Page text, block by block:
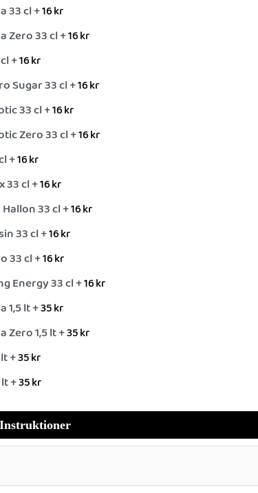
33 cl +16kr
Zero 33 cl +16kr
+16kr
Sugar 33 cl +16kr
33 cl +16kr
Zero 33 cl +16kr
+16kr
33 cl +16kr
33 cl +16kr
33 cl +16kr
33 cl +16kr
Energy 33 cl +16kr
1,5 lt +35kr
Zero 1,5 lt +35kr
+35kr
+35kr